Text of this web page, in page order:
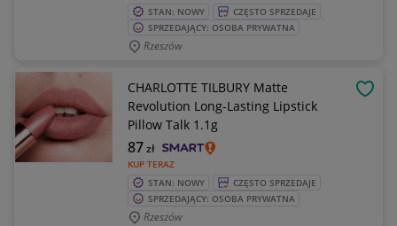
STAN: NOWY
CZĘSTO SPRZEDAJE
SPRZEDAJĄCY: OSOBA PRYWATNA
Rzeszów
CHARLOTTE TILBURY Matte
Revolution Long-Lasting Lipstick
Pillow Talk 1.1g
KUP TERAZ
87zł
STAN: NOWY
CZĘSTO SPRZEDAJE
SPRZEDAJĄCY: OSOBA PRYWATNA
Rzeszów